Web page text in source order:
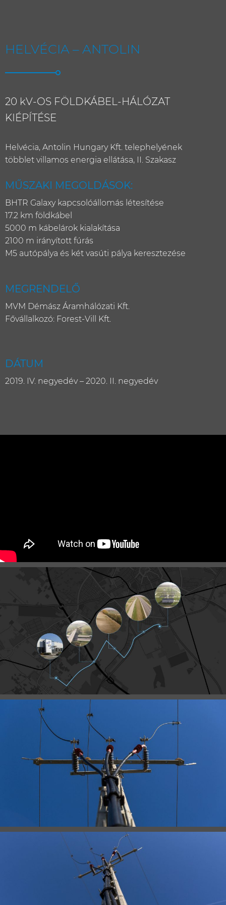
Skip
content
HELVÉCIA – ANTOLIN
20 kV-OS FÖLDKÁBEL-HÁLÓZAT
KIÉPÍTÉSE
Helvécia, Antolin Hungary Kft. telephelyének
többlet villamos energia ellátása, II. Szakasz
MŰSZAKI MEGOLDÁSOK:
BHTR Galaxy kapcsolóállomás létesítése
17.2 km földkábel
5000 m kábelárok kialakítása
2100 m irányított fúrás
M5 autópálya és két vasúti pálya keresztezése
MEGRENDELŐ
MVM Démász Áramhálózati Kft.
Fővállalkozó: Forest-Vill Kft.
DÁTUM
2019. IV. negyedév – 2020. II. negyedév